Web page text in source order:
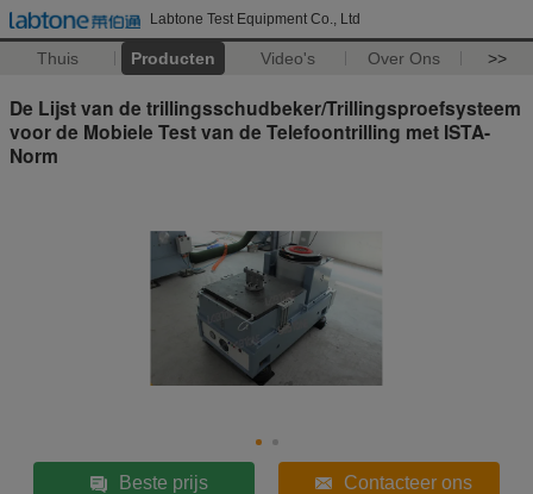
Labtone Test Equipment Co., Ltd
Thuis Producten Video's Over Ons >>
De Lijst van de trillingsschudbeker/Trillingsproefsysteem
voor de Mobiele Test van de Telefoontrilling met ISTA-
Norm
Beste prijs Contacteer ons